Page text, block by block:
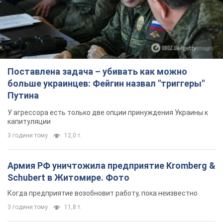
Поставлена задача – убивать как можно
больше украинцев: Фейгин назвал "триггеры"
Путина
У агрессора есть только две опции принуждения Украины к
капитуляции
3 години тому 12,0 т.
Армия РФ уничтожила предприятие Kromberg &
Schubert в Житомире. Фото
Когда предприятие возобновит работу, пока неизвестно
3 години тому 11,8 т.